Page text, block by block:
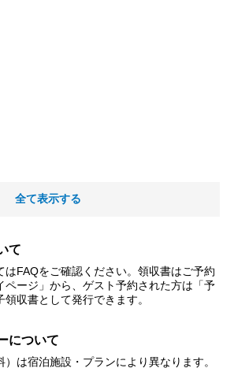
全て表示する
て
はFAQをご確認ください。領収書はご予約
ページ」から、ゲスト予約された方は「予
収書として発行できます。
について
は宿泊施設・プランにより異なります。